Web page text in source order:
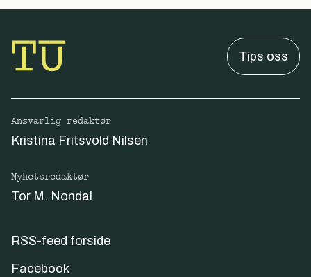
Tips oss
Ansvarlig redaktør
Kristina Fritsvold Nilsen
Nyhetsredaktør
Tor M. Nondal
RSS-feed forside
Facebook